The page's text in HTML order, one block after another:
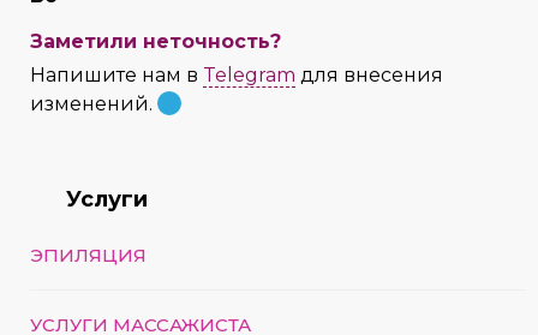
Заметили неточность?
Напишите нам в Telegram для внесения
изменений.
Услуги
ЭПИЛЯЦИЯ
УСЛУГИ МАССАЖИСТА